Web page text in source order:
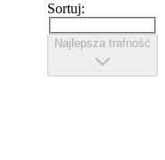
Sortuj:
Najlepsza trafność